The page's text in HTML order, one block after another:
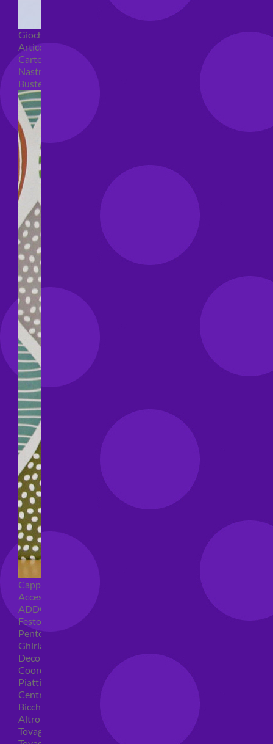
Giochi pirici
Articoli per confezioni regalo
Carte regalo
Nastri e coccarde
Buste regalo
Cappellini per feste
Accessori per feste
ADDOBBI COMPLEANNO
Festoni compleanno
Pentolacce
Ghirlande decorative
Decorazioni tavola
Coordinati tavola per feste
Piatti compleanno
Centrotavola
Bicchieri feste
Altro
Tovaglioli